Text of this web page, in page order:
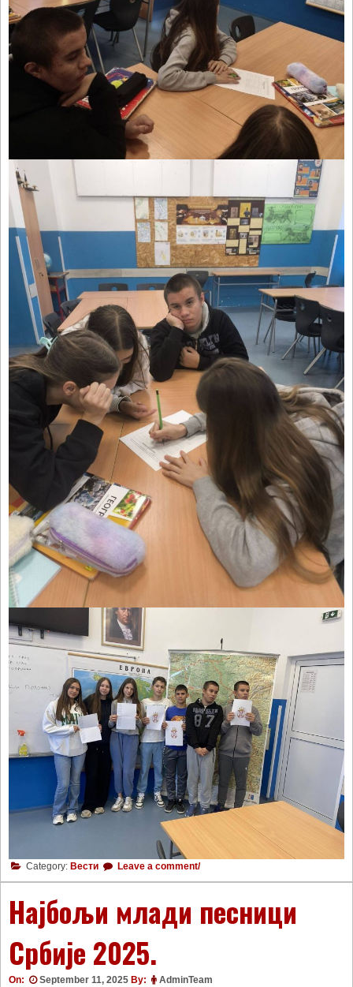
Category: Вести Leave a comment/
Најбољи млади песници
Србије 2025.
On: September 11, 2025 By: AdminTeam